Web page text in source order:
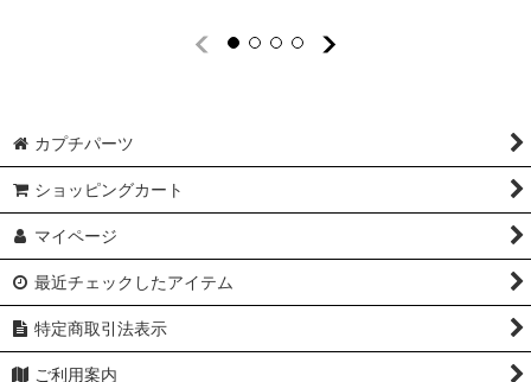
カプチパーツ
ショッピングカート
マイページ
最近チェックしたアイテム
特定商取引法表示
ご利用案内